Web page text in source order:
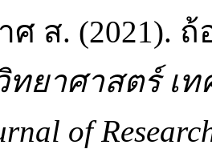
ส. (2021).
ทยาศาสตร์ เ
of